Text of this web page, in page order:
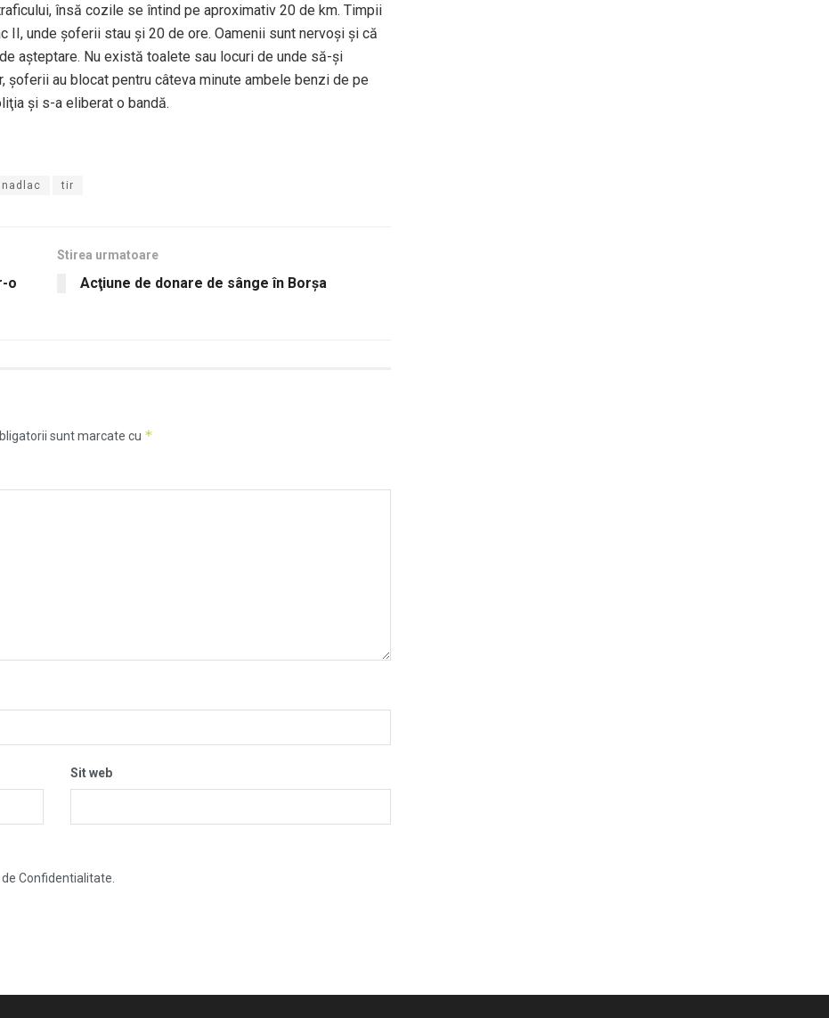
însă cozile se întind pe aproximativ 20 de km. Timpii
II, unde şoferii stau şi 20 de ore. Oamenii sunt nervoşi şi că
aşteptare. Nu există toalete sau locuri de unde să-şi
şoferii au blocat pentru câteva minute ambele benzi de pe
şi s-a eliberat o bandă.
nadlac tir
o
Stirea urmatoare
Acţiune de donare de sânge în Borşa
sunt marcate cu *
Sit web
Confidentialitate.